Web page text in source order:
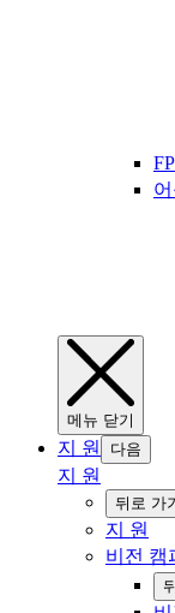
‍메뉴 ‍닫기
지 원 다음
지 원
뒤로 ‍가
지 원
비전 캠